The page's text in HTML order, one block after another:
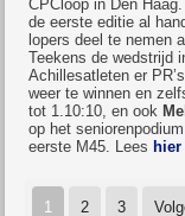
CPCloop in Den
de eerste editie al
lopers deel te nemen
Teekens de wedstrijd
Achillesatleten er
weer te winnen en
tot 1.10:10, en ook
op het
eerste M45. Lees hier
1 2 3